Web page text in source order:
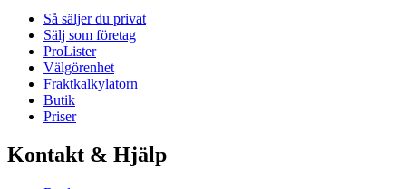
Så säljer du privat
Sälj som företag
ProLister
Välgörenhet
Fraktkalkylatorn
Butik
Priser
Kontakt & Hjälp